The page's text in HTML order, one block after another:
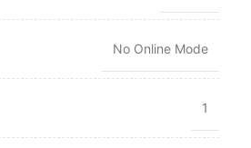
No Online Mode
1